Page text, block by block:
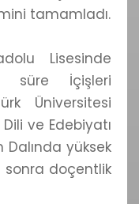
tamamladı.
Lisesinde
süre İçişleri
Üniversitesi
ve Edebiyatı
yüksek
sonra doçentlik